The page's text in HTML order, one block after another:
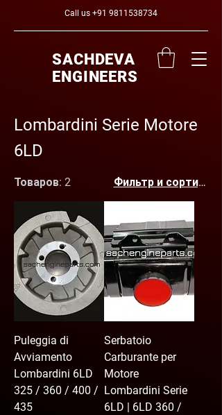
Call us +91 9811538734
SACHDEVA
ENGINEERS
Lombardini Serie Motore
6LD
Товаров: 2 Фильтр и
Puleggia di
Avviamento
Lombardini 6LD
325 / 360 / 400 /
435
Serbatoio
Carburante per
Motore
Lombardini Serie
6LD | 6LD 360 /